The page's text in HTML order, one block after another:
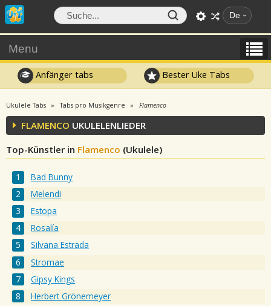
De
Menu
Anfänger tabs Bester Uke Tabs
Ukulele Tabs Tabs pro Musikgenre Flamenco
FLAMENCO UKULELENLIEDER
Top-Künstler in Flamenco (Ukulele)
Bad Bunny
Melendi
Estopa
Rosalía
Silvana Estrada
Stromae
Gipsy Kings
Herbert Grönemeyer